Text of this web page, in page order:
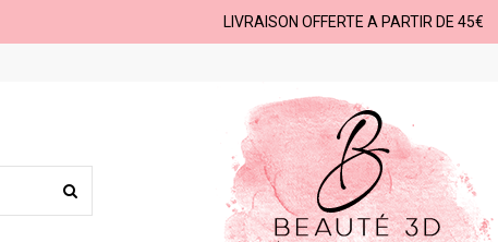
LIVRAISON OFFERTE A PARTIR DE 45€